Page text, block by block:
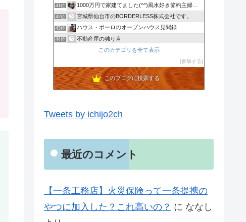
41位 1000万円で家建てました(^^)風水好き節約主婦のローコ…
42位 宮城県仙台市のBORDERLESS株式会社です。
43位 ハウス・ポーロのオープンハウス見聞録
44位 不動産屋の独り言
山口のネツい工務店blog
このカテゴリを全て表示
参加する
このブログに投票する
Tweets by ichijo2ch
最近のコメント
【一条工務店】火災保険って一条提携の
やつに加入した？これ高いの？ に ななし